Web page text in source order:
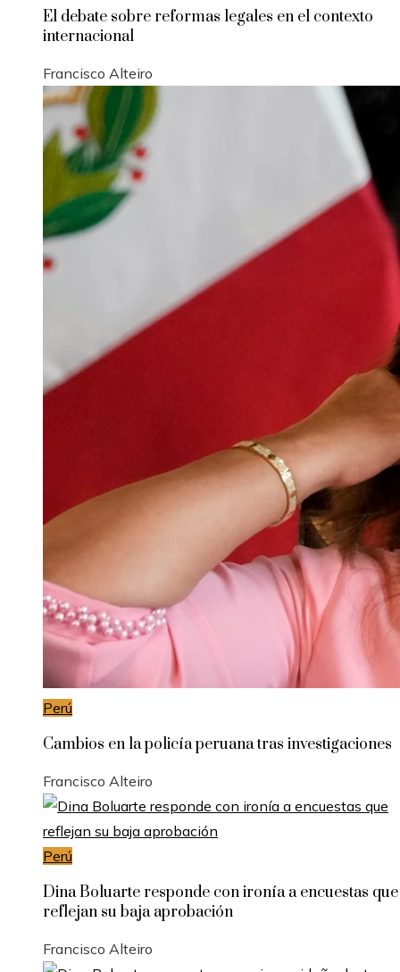
El debate sobre reformas legales en el contexto
internacional
Francisco Alteiro
Perú
Cambios en la policía peruana tras investigaciones
Francisco Alteiro
Perú
Dina Boluarte responde con ironía a encuestas que
reflejan su baja aprobación
Francisco Alteiro